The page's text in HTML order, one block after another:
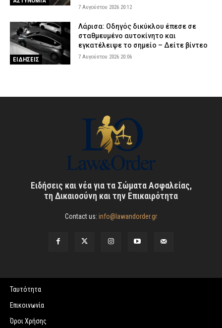
7 Αυγούστου 2026 20:12
ΕΙΔΗΣΕΙΣ
Λάρισα: Οδηγός δικύκλου έπεσε σε
σταθμευμένο αυτοκίνητο και
εγκατέλειψε το σημείο – Δείτε βίντεο
7 Αυγούστου 2026 20:06
Ειδήσεις και νέα για τα Σώματα Ασφαλείας,
τη Δικαιοσύνη και την Επικαιρότητα
Contact us: info@lawandorder.gr
Ταυτότητα
Επικοινωνία
Όροι Χρήσης